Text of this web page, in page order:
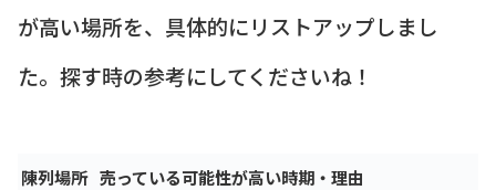
が高い場所を、具体的にリストアップしまし
た。探す時の参考にしてくださいね！
陳列場所 売っている可能性が高い時期・理由